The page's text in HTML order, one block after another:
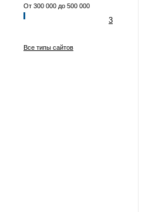
От 300 000 до 500 000
3
Все типы сайтов